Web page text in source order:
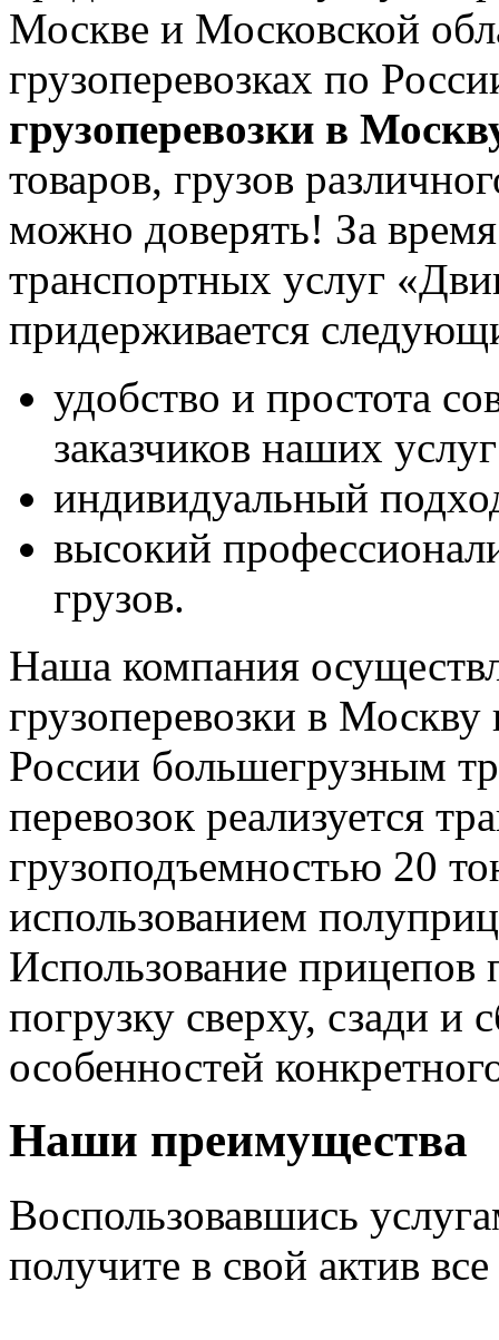
Москве и Московской
грузоперевозках по
грузоперевозки в
товаров, грузов
можно доверять! За
транспортных услуг
придерживается
удобство и простота
заказчиков наших
индивидуальный
высокий
грузов.
Наша компания
грузоперевозки в
России большегрузным
перевозок реализуется
грузоподъемностью 20
использованием
Использование прицепов
погрузку сверху, сзади и
особенностей
Наши преимущества
Воспользовавшись
получите в свой актив